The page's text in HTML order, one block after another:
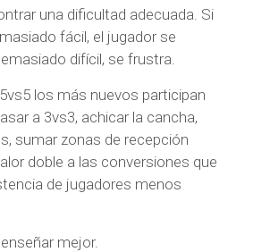
una dificultad adecuada. Si
fácil, el jugador se
difícil, se frustra.
los más nuevos participan
a 3vs3, achicar la cancha,
sumar zonas de recepción
doble a las conversiones que
de jugadores menos
mejor.